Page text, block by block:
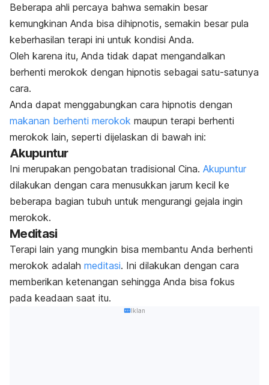
Beberapa ahli percaya bahwa semakin besar
kemungkinan Anda bisa dihipnotis, semakin besar pula
keberhasilan terapi ini untuk kondisi Anda.
Oleh karena itu, Anda tidak dapat mengandalkan
berhenti merokok dengan hipnotis sebagai satu-satunya
cara.
Anda dapat menggabungkan cara hipnotis dengan
makanan berhenti merokok maupun terapi berhenti
merokok lain, seperti dijelaskan di bawah ini:
Akupuntur
Ini merupakan pengobatan tradisional Cina. Akupuntur
dilakukan dengan cara menusukkan jarum kecil ke
beberapa bagian tubuh untuk mengurangi gejala ingin
merokok.
Meditasi
Terapi lain yang mungkin bisa membantu Anda berhenti
merokok adalah meditasi. Ini dilakukan dengan cara
memberikan ketenangan sehingga Anda bisa fokus
pada keadaan saat itu.
Iklan